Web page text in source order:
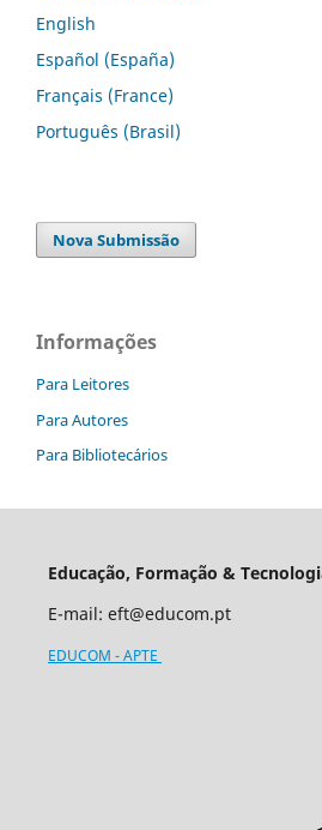
English
Español (España)
Français (France)
Português (Brasil)
Nova Submissão
Informações
Para Leitores
Para Autores
Para Bibliotecários
Educação, Formação &
E-mail: eft@educom.pt
EDUCOM - APTE